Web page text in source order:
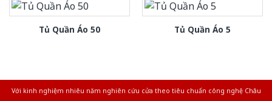
Tủ Quần Áo 50 Tủ Quần Áo 5
Với kinh nghiệm nhiêu năm nghiên cứu cửa theo tiêu chuẩn công nghệ Châu